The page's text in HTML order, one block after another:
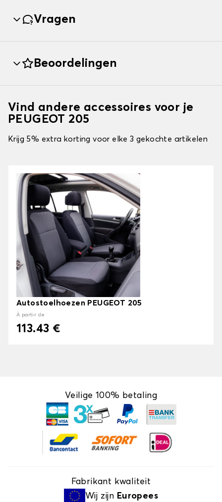
Vragen
Beoordelingen
Vind andere accessoires voor je
PEUGEOT 205
Krijg 5% extra korting voor elke 3 gekochte artikelen
Autostoelhoezen PEUGEOT 205
À partir de
113.43 €
Veilige 100% betaling
Fabrikant kwaliteit
Wij zijn Europees